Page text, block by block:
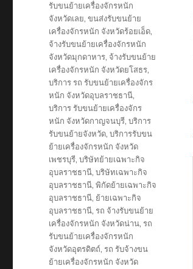
รับขนย้ายเครื่องจักรหนัก
จังหวัดเลย,ขนส่งรับขนย้าย
เครื่องจักรหนัก จังหวัดร้อยเอ็ด,
จ้างรับขนย้ายเครื่องจักรหนัก
จังหวัดมุกดาหาร, จ้างรับขนย้าย
เครื่องจักรหนัก จังหวัดยโสธร,
บริการ รถ รับขนย้ายเครื่องจักร
หนัก จังหวัดอุบลราชธานี,
บริการ รับขนย้ายเครื่องจักร
หนัก จังหวัดกาญจนบุรี,บริการ
รับขนย้ายจังหวัด,บริการรับขน
ย้ายเครื่องจักรหนัก จังหวัด
เพชรบุรี,บริษัทย้ายเฉพาะกิจ
อุบลราชธานี,บริษัทเฉพาะกิจ
อุบลราชธานี,พิกัดย้ายเฉพาะกิจ
อุบลราชธานี, ย้ายเฉพาะกิจ
อุบลราชธานี,รถ จ้างรับขนย้าย
เครื่องจักรหนัก จังหวัดน่าน,รถ
รับขนย้ายเครื่องจักรหนัก
จังหวัดอุตรดิตถ์,รถ รับจ้างขน
ย้ายเครื่องจักรหนัก จังหวัด